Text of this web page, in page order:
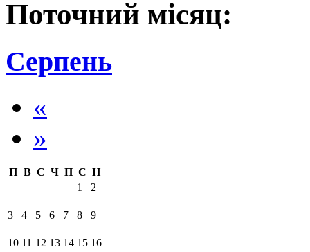
Поточний місяц:
Серпень
«
»
П В С Ч П С Н
1
2
3 4 5 6 7 8 9
10 11 12 13 14 15 16